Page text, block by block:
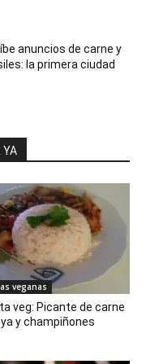
anuncios de carne y
la primera ciudad
YA
veganas
veg: Picante de carne
y champiñones